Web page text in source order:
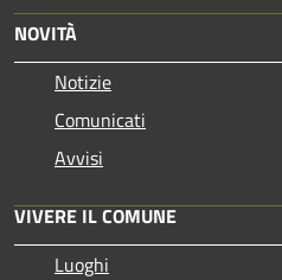
NOVITÀ
Notizie
Comunicati
Avvisi
VIVERE IL COMUNE
Luoghi